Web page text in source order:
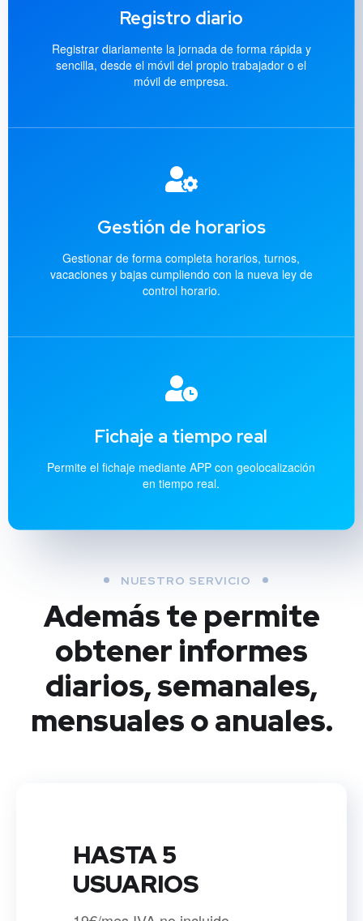
Registro diario
Registrar diariamente la jornada de forma rápida y
sencilla, desde el móvil del propio trabajador o el
móvil de empresa.
Gestión de horarios
Gestionar de forma completa horarios, turnos,
vacaciones y bajas cumpliendo con la nueva ley de
control horario.
Fichaje a tiempo real
Permite el fichaje mediante APP con geolocalización
en tiempo real.
NUESTRO SERVICIO
Además te permite
obtener informes
diarios, semanales,
mensuales o anuales.
HASTA 5
USUARIOS